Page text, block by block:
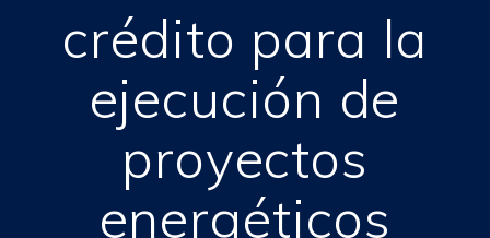
crédito para la
ejecución de
proyectos
energéticos